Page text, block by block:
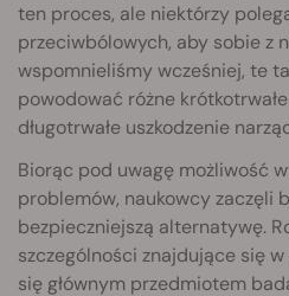
ten proces, ale niektórzy
przeciwbólowych, aby sobie z
wspomnieliśmy wcześniej, te
powodować różne
długotrwałe uszkodzenie
Biorąc pod uwagę możliwość
problemów, naukowcy zaczęli
bezpieczniejszą alternatywę.
szczególności znajdujące się
się głównym przedmiotem